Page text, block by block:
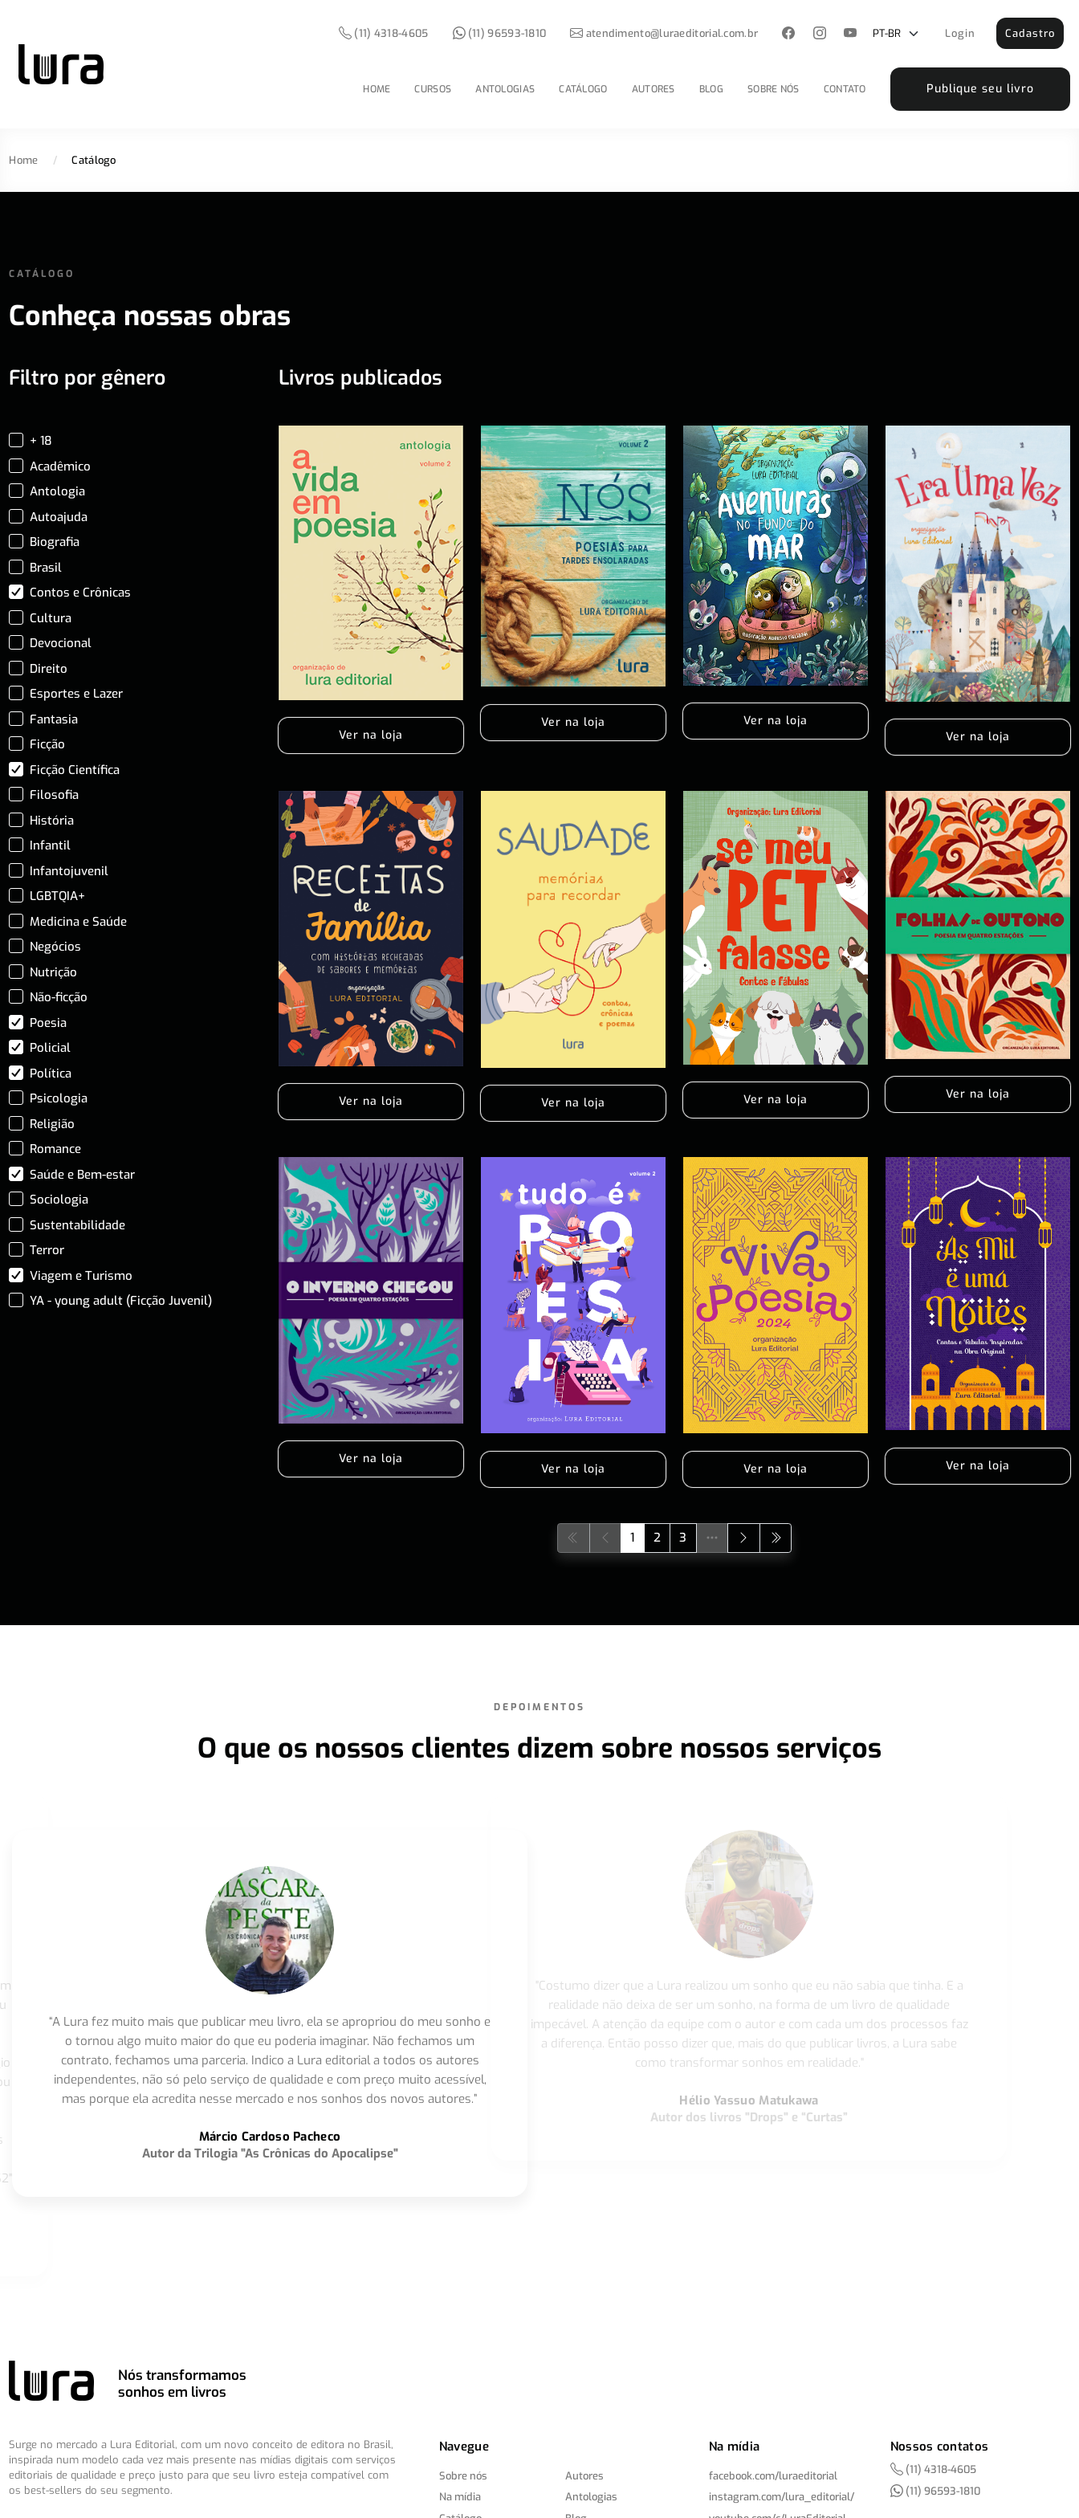
HOME CURSOS ANTOLOGIAS CATÁLOGO AUTORES BLOG SOBRE NÓS CONTATO Publique seu livro
(11) 4318-4605 (11) 96593-1810 atendimento@luraeditorial.com.br Login Cadastro
Home / Catálogo
CATÁLOGO
Conheça nossas obras
Filtro por gênero
+ 18
Acadêmico
Antologia
Autoajuda
Biografia
Brasil
Contos e Crônicas
Cultura
Devocional
Direito
Esportes e Lazer
Fantasia
Ficção
Ficção Científica
Filosofia
História
Infantil
Infantojuvenil
LGBTQIA+
Medicina e Saúde
Negócios
Nutrição
Não-ficção
Poesia
Policial
Política
Psicologia
Religião
Romance
Saúde e Bem-estar
Sociologia
Sustentabilidade
Terror
Viagem e Turismo
YA - young adult (Ficção Juvenil)
Livros publicados
Ver na loja
Ver na loja
Ver na loja
Ver na loja
Ver na loja Ver na loja Ver na loja Ver na loja
Ver na loja
Ver na loja Ver na loja Ver na loja
1 2 3
DEPOIMENTOS
O que os nossos clientes dizem sobre nossos serviços
“A Lura fez muito mais que publicar meu livro, ela se apropriou do meu sonho e
o tornou algo muito maior do que eu poderia imaginar. Não fechamos um
contrato, fechamos uma parceria. Indico a Lura editorial a todos os autores
independentes, não só pelo serviço de qualidade e com preço muito acessível,
mas porque ela acredita nesse mercado e nos sonhos dos novos autores.”
Márcio Cardoso Pacheco
Autor da Trilogia "As Crônicas do Apocalipse"
"Costumo dizer que a Lura realizou um sonho que eu não sabia que tinha. E a
realidade não deixa de ser um sonho, na forma de um livro de qualidade
impecável. A atenção da equipe com o autor e com cada um dos processos faz
a diferença. Então posso dizer que, mais do que publicar livros, a Lura sabe
como transformar sonhos em realidade."
Hélio Yassuo Matukawa
Autor dos livros "Drops" e “Curtas”
Nós transformamos
sonhos em livros
Surge no mercado a Lura Editorial, com um novo conceito de editora no Brasil,
inspirada num modelo cada vez mais presente nas mídias digitais com serviços
editoriais de qualidade e preço justo para que seu livro esteja compatível com
os best-sellers do seu segmento.
Navegue
Sobre nós
Na mídia
Autores
Antologias
Na mídia
facebook.com/luraeditorial
instagram.com/lura_editorial/
Nossos contatos
(11) 4318-4605
(11) 96593-1810